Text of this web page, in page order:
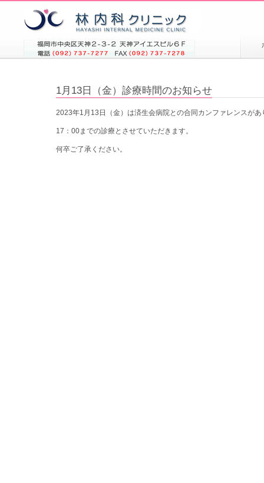
1月13日（金）診療時間のお知らせ
2023年1月13日（金）は済生会病院との合同カンファレンスがあ
17：00までの診療とさせていただきます。
何卒ご了承ください。